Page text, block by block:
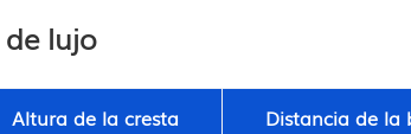
lujo
Altura de la cresta Distancia de la